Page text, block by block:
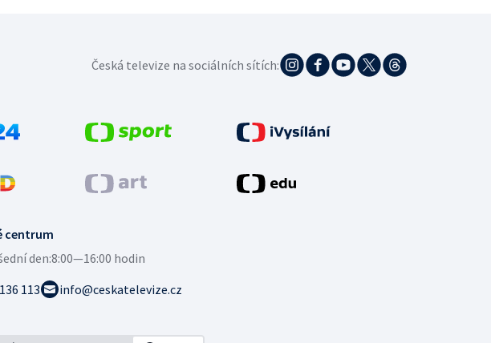
centrum
den:8:00—16:00 hodin
113
info@ceskatelevize.cz
Česká televize na sociálních sítích: